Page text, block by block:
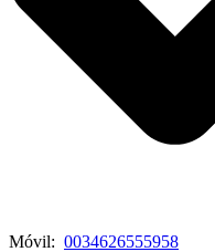
Móvil: 0034626555958